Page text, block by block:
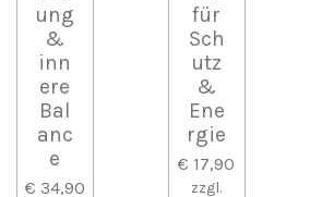
ung
&
inn
ere
Bal
anc
e
€ 34,90
für
Sch
utz
&
Ene
rgie
€ 17,90
zzgl.